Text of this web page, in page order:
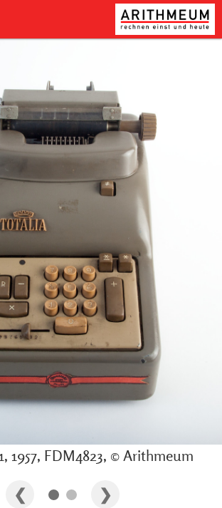
1957, FDM4823, © Arithmeum